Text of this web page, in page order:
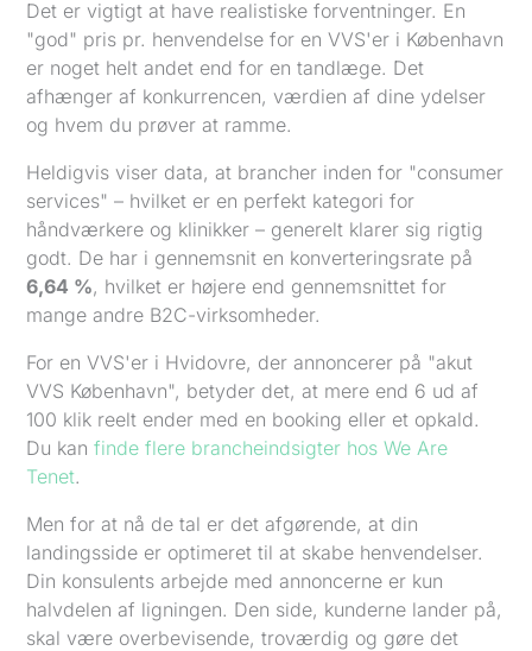
Det er vigtigt at have realistiske forventninger. En
"god" pris pr. henvendelse for en VVS'er i København
er noget helt andet end for en tandlæge. Det
afhænger af konkurrencen, værdien af dine ydelser
og hvem du prøver at ramme.
Heldigvis viser data, at brancher inden for "consumer
services" – hvilket er en perfekt kategori for
håndværkere og klinikker – generelt klarer sig rigtig
godt. De har i gennemsnit en konverteringsrate på
6,64 %, hvilket er højere end gennemsnittet for
mange andre B2C-virksomheder.
For en VVS'er i Hvidovre, der annoncerer på "akut
VVS København", betyder det, at mere end 6 ud af
100 klik reelt ender med en booking eller et opkald.
Du kanfinde flere brancheindsigter hos We Are
Tenet.
Men for at nå de tal er det afgørende, at din
landingsside er optimeret til at skabe henvendelser.
Din konsulents arbejde med annoncerne er kun
halvdelen af ligningen. Den side, kunderne lander på,
skal være overbevisende, troværdig og gøre det